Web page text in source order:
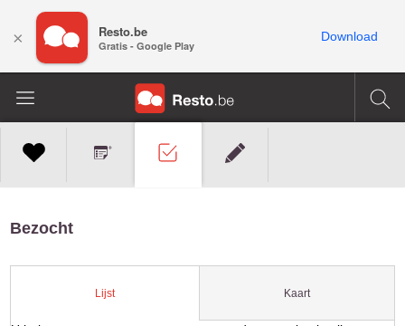
Bezocht
Lijst Kaart
× Resto.be
Gratis - Google Play
Download